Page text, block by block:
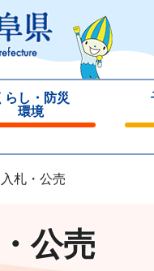
らし・防災
環境
じ
入札・公売
公売